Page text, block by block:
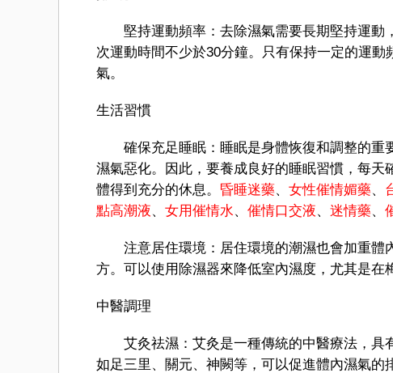
堅持運動頻率：去除濕氣需要長期堅持運動
次運動時間不少於30分鐘。只有保持一定的運
氣。
生活習慣
確保充足睡眠：睡眠是身體恢復和調整的重
濕氣惡化。因此，要養成良好的睡眠習慣，每
體得到充分的休息。 昏睡迷藥、 女性催情媚藥、
點高潮液、 女用催情水、 催情口交液、 迷情藥、
注意居住環境：居住環境的潮濕也會加重體
方。可以使用除濕器來降低室內濕度，尤其是在
中醫調理
艾灸祛濕：艾灸是一種傳統的中醫療法，具
如足三里、關元、神闕等，可以促進體內濕氣的